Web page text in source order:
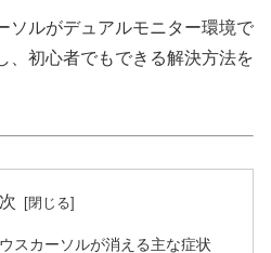
ソルがデュアルモニター環境で
、初心者でもできる解決方法を
スカーソルが消える主な症状